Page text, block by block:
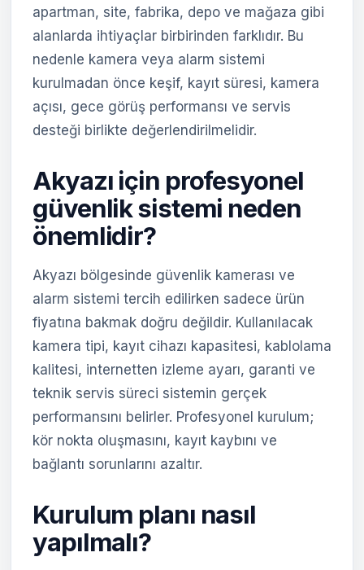
apartman, site, fabrika, depo ve mağaza gibi
alanlarda ihtiyaçlar birbirinden farklıdır. Bu
nedenle kamera veya alarm sistemi
kurulmadan önce keşif, kayıt süresi, kamera
açısı, gece görüş performansı ve servis
desteği birlikte değerlendirilmelidir.
Akyazı için profesyonel
güvenlik sistemi neden
önemlidir?
Akyazı bölgesinde güvenlik kamerası ve
alarm sistemi tercih edilirken sadece ürün
fiyatına bakmak doğru değildir. Kullanılacak
kamera tipi, kayıt cihazı kapasitesi, kablolama
kalitesi, internetten izleme ayarı, garanti ve
teknik servis süreci sistemin gerçek
performansını belirler. Profesyonel kurulum;
kör nokta oluşmasını, kayıt kaybını ve
bağlantı sorunlarını azaltır.
Kurulum planı nasıl
yapılmalı?